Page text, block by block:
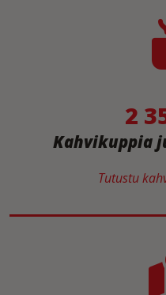
2
Kahvikuppia
Tutustu